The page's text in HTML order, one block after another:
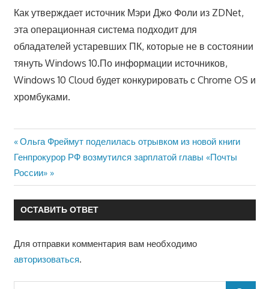
Как утверждает источник Мэри Джо Фоли из ZDNet,
эта операционная система подходит для
обладателей устаревших ПК, которые не в состоянии
тянуть Windows 10.По информации источников,
Windows 10 Cloud будет конкурировать с Chrome OS и
хромбуками.
Навигация
по
записям
Предыдущая
запись:
Ольга Фреймут поделилась отрывком из новой книги
Следующая
запись:
Генпрокурор РФ возмутился зарплатой главы «Почты
России»
ОСТАВИТЬ ОТВЕТ
Для отправки комментария вам необходимо
авторизоваться.